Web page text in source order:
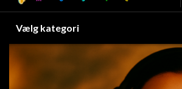
Vælg kategori